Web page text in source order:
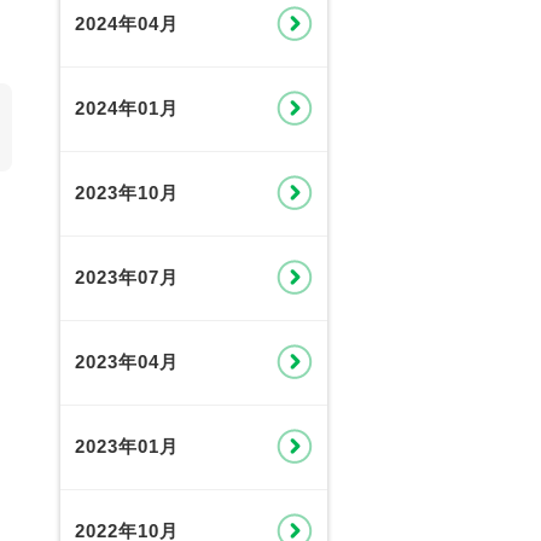
2024年04月
2024年01月
2023年10月
2023年07月
2023年04月
2023年01月
2022年10月